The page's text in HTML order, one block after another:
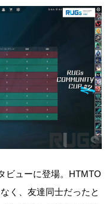
ビューに登場。HTMTO
く、友達同士だったと